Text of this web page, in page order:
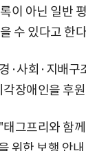
이 아닌 일반
수 있다고 한
·사회·지배구
장애인을 후
그프리와 함
위한 보행 안